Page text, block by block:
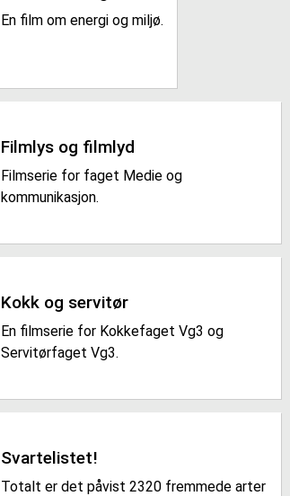
En film om energi og miljø.
Filmlys og filmlyd
Filmserie for faget Medie og
kommunikasjon.
Kokk og servitør
En filmserie for Kokkefaget Vg3 og
Servitørfaget Vg3.
Svartelistet!
Totalt er det påvist 2320 fremmede arter